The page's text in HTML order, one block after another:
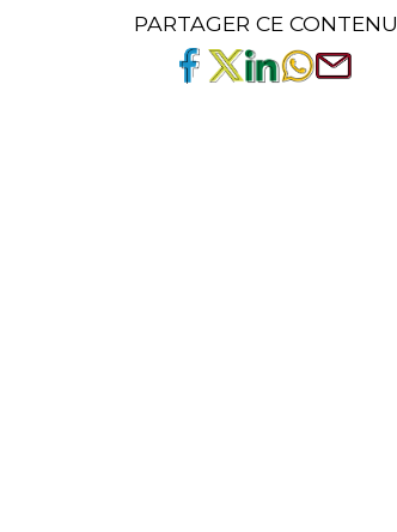
PARTAGER CE CONTENU